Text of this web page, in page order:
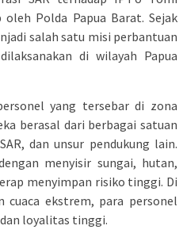
Polda Papua Barat. Sejak
salah satu misi perbantuan
di wilayah Papua
yang tersebar di zona
berasal dari berbagai satuan
dan unsur pendukung lain.
menyisir sungai, hutan,
menyimpan risiko tinggi. Di
cuaca ekstrem, para personel
loyalitas tinggi.